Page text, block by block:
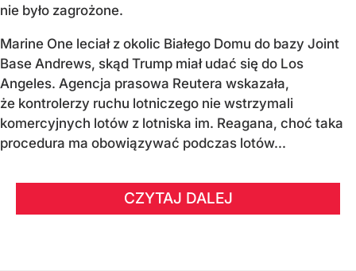
nie było zagrożone.
Marine One leciał z okolic Białego Domu do bazy Joint
Base Andrews, skąd Trump miał udać się do Los
Angeles. Agencja prasowa Reutera wskazała,
że kontrolerzy ruchu lotniczego nie wstrzymali
komercyjnych lotów z lotniska im. Reagana, choć taka
procedura ma obowiązywać podczas lotów...
CZYTAJ DALEJ